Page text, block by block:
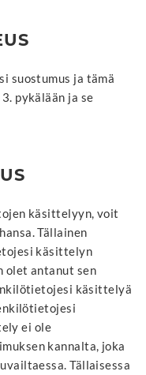
suostumus ja tämä
pykälään ja se
käsittelyyn, voit
Tällainen
käsittelyn
olet antanut sen
käsittelyä
ei ole
kannalta, joka
Tällaisessa